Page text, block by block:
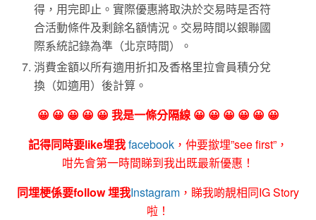
得，用完即止。實際優惠將取決於交易時是否符
合活動條件及剩餘名額情況。交易時間以銀聯國
際系統記錄為準（北京時間）。
消費金額以所有適用折扣及香格里拉會員積分兌
換（如適用）後計算 。
😀 😀 😀 😀 😀 我是一條分隔線 😀 😀 😀 😀 😀 😀
記得同時要like埋我facebook ，仲要撳埋”see first”，
咁先會第一時間睇到我出既最新優惠！
同埋梗係要follow 埋我Instagram ，睇我啲靚相同IG Story
啦！